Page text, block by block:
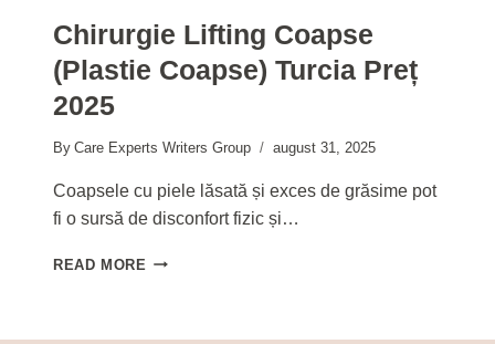
Chirurgie Lifting Coapse
(Plastie Coapse) Turcia Preț
2025
By Care Experts Writers Group august 31, 2025
Coapsele cu piele lăsată și exces de grăsime pot
fi o sursă de disconfort fizic și…
READ MORE CHIRURGIE